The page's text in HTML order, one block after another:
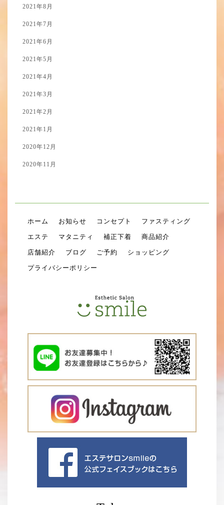
2021年8月
2021年7月
2021年6月
2021年5月
2021年4月
2021年3月
2021年2月
2021年1月
2020年12月
2020年11月
ホーム お知らせ コンセプト ファスティング
エステ マタニティ 補正下着 商品紹介
店舗紹介 ブログ ご予約 ショッピング
プライバシーポリシー